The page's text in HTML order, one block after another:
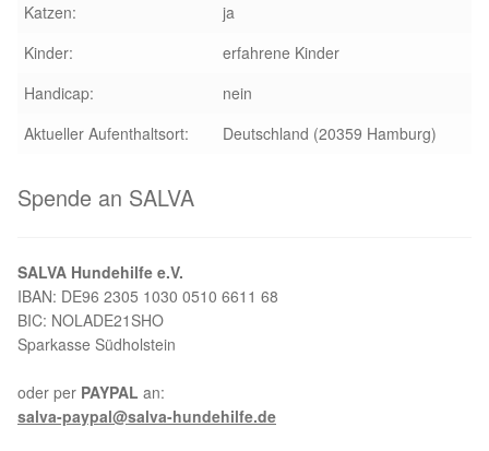
Katzen:
ja
Kinder:
erfahrene Kinder
Handicap:
nein
Aktueller Aufenthaltsort:
Deutschland (20359 Hamburg)
Spende an SALVA
SALVA Hundehilfe e.V.
IBAN: DE96 2305 1030 0510 6611 68
BIC: NOLADE21SHO
Sparkasse Südholstein
oder per PAYPAL an:
salva-paypal@salva-hundehilfe.de